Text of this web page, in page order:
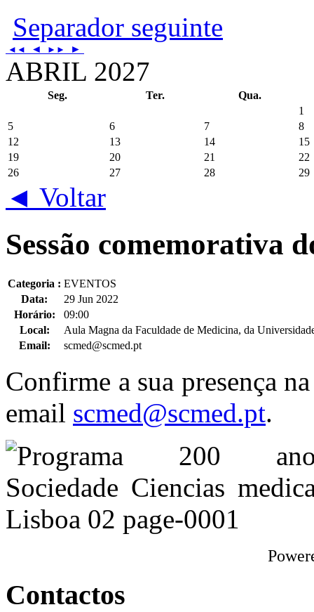
Separador seguinte
◄◄ ◄ ►► ►
ABRIL 2027
Seg. Ter.
Qua.
1
5
6 7
8
12
13 14
15
19
20 21
22
26
27 28 29
◄ Voltar
Sessão comemorativa
Categoria : EVENTOS
Data:
29 Jun 2022
Horário:
09:00
Local:
Aula Magna da Faculdade de Medicina, da
Email:
scmed@scmed.pt
Confirme a sua presença
email scmed@scmed.pt.
Contactos